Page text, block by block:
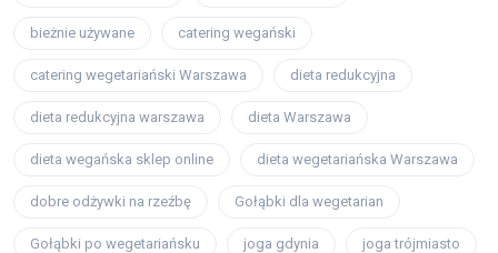
bieżnie używane catering wegański
catering wegetariański Warszawa dieta redukcyjna
dieta redukcyjna warszawa dieta Warszawa
dieta wegańska sklep online dieta wegetariańska Warszawa
dobre odżywki na rzeźbę Gołąbki dla wegetarian
Gołąbki po wegetariańsku joga gdynia joga trójmiasto